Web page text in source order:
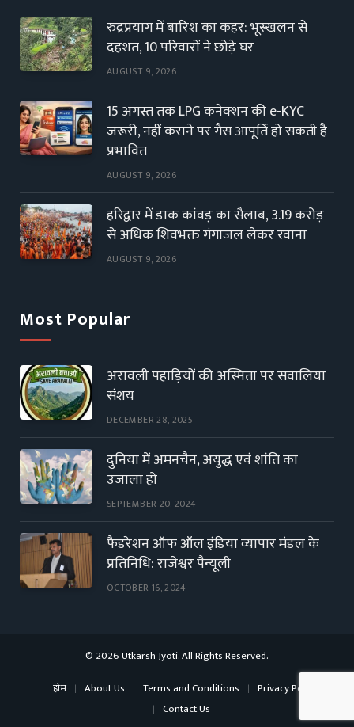
रुद्रप्रयाग में बारिश का कहर: भूस्खलन से
दहशत, 10 परिवारों ने छोड़े घर
AUGUST 9, 2026
15 अगस्त तक LPG कनेक्शन की e-KYC
जरूरी, नहीं कराने पर गैस आपूर्ति हो सकती है
प्रभावित
AUGUST 9, 2026
हरिद्वार में डाक कांवड़ का सैलाब, 3.19 करोड़
से अधिक शिवभक्त गंगाजल लेकर रवाना
AUGUST 9, 2026
Most Popular
अरावली पहाड़ियों की अस्मिता पर सवालिया
संशय
DECEMBER 28, 2025
दुनिया में अमनचैन, अयुद्ध एवं शांति का
उजाला हो
SEPTEMBER 20, 2024
फैडरेशन ऑफ ऑल इंडिया व्यापार मंडल के
प्रतिनिधि: राजेश्वर पैन्यूली
OCTOBER 16, 2024
© 2026 Utkarsh Jyoti. All Rights Reserved.
होम
About Us Terms and Conditions
Privacy Policy
Contact Us